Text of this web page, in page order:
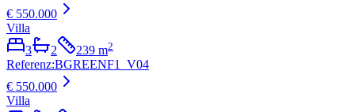
€ 550.000
Villa
3
2 239 m2
Referenz:BGREENF1_V04
€ 550.000
Villa